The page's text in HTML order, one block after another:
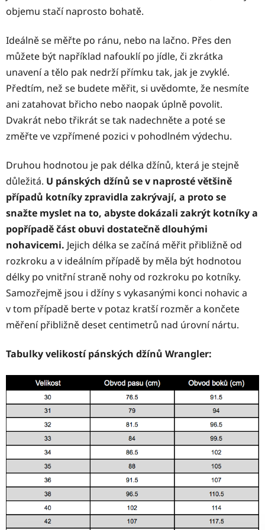
objemu stačí naprosto bohatě.
Ideálně se měřte po ránu, nebo na lačno. Přes den
můžete být například nafouklí po jídle, či zkrátka
unavení a tělo pak nedrží přímku tak, jak je zvyklé.
Předtím, než se budete měřit, si uvědomte, že nesmíte
ani zatahovat břicho nebo naopak úplně povolit.
Dvakrát nebo třikrát se tak nadechněte a poté se
změřte ve vzpřímené pozici v pohodlném výdechu.
Druhou hodnotou je pak délka džínů, která je stejně
důležitá. U pánských džínů se v naprosté většině
případů kotníky zpravidla zakrývají, a proto se
snažte myslet na to, abyste dokázali zakrýt kotníky a
popřípadě část obuvi dostatečně dlouhými
nohavicemi. Jejich délka se začíná měřit přibližně od
rozkroku a v ideálním případě by měla být hodnotou
délky po vnitřní straně nohy od rozkroku po kotníky.
Samozřejmě jsou i džíny s vykasanými konci nohavic a
v tom případě berte v potaz kratší rozměr a končete
měření přibližně deset centimetrů nad úrovní nártu.
Tabulky velikostí pánských džínů Wrangler: